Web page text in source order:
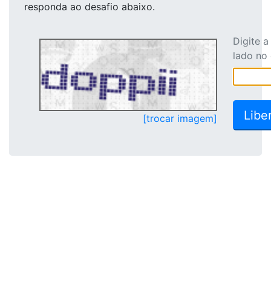
responda ao desafio abaixo.
[trocar imagem]
Digite
lado no